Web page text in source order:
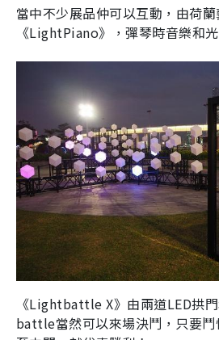
當中不少展品仲可以互動，由荷
《LightPiano》，彈琴時音樂和
《Lightbattle X》由兩道LED拱
battle當然可以來場決鬥，只要鬥